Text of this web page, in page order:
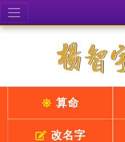
算命
改名字